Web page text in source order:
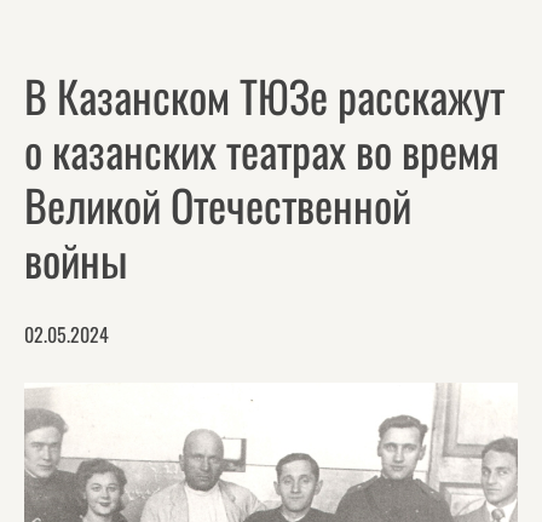
В Казанском ТЮЗе расскажут
о казанских театрах во время
Великой Отечественной
войны
02.05.2024